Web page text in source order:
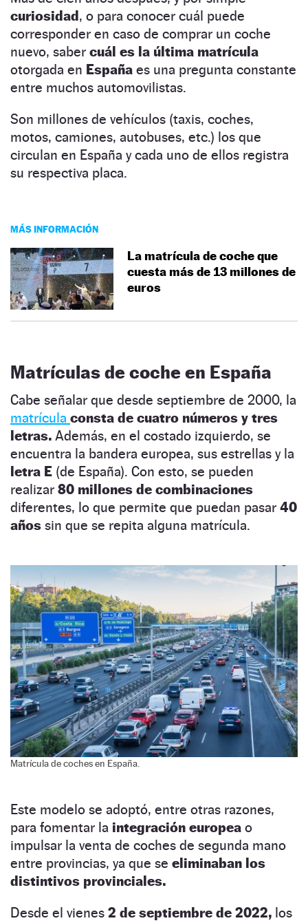
curiosidad, o para conocer cuál puede
corresponder en caso de comprar un coche
nuevo, saber cuál es la última matrícula
otorgada en España es una pregunta constante
entre muchos automovilistas.
Son millones de vehículos (taxis, coches,
motos, camiones, autobuses, etc.) los que
circulan en España y cada uno de ellos registra
su respectiva placa.
MÁS INFORMACIÓN
La matrícula de coche que
cuesta más de 13 millones de
euros
Matrículas de coche en España
Cabe señalar que desde septiembre de 2000, la
matrícula consta de cuatro números y tres
letras. Además, en el costado izquierdo, se
encuentra la bandera europea, sus estrellas y la
letra E (de España). Con esto, se pueden
realizar 80 millones de combinaciones
diferentes, lo que permite que puedan pasar 40
años sin que se repita alguna matrícula.
Matrícula de coches en España.
Este modelo se adoptó, entre otras razones,
para fomentar la integración europea o
impulsar la venta de coches de segunda mano
entre provincias, ya que se eliminaban los
distintivos provinciales.
Desde el vienes 2 de septiembre de 2022, los